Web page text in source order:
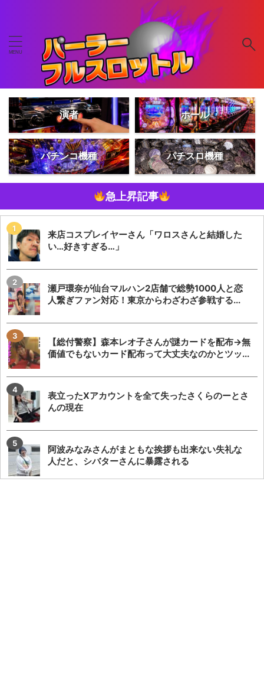
演者 ホール
パチンコ機種 パチスロ機種
急上昇記事
来店コスプレイヤーさん「ワロスさんと結婚した
い…好きすぎる…」
瀬戸環奈が仙台マルハン2店舗で総勢1000人と恋
人繋ぎファン対応！東京からわざわざ参戦する...
【総付警察】森本レオ子さんが謎カードを配布→無
価値でもないカード配布って大丈夫なのかとツッ...
表立ったXアカウントを全て失ったさくらのーとさ
んの現在
阿波みなみさんがまともな挨拶も出来ない失礼な
人だと、シバターさんに暴露される